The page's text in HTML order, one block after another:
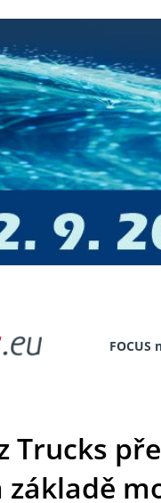
FOCUS
Trucks
základě